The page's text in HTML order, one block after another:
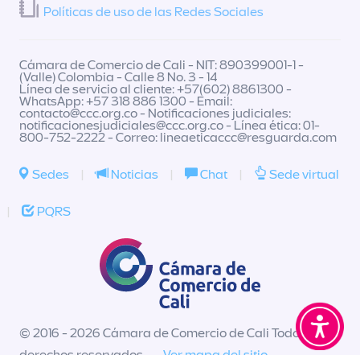
Políticas de uso de las Redes Sociales
Cámara de Comercio de Cali - NIT: 890399001-1 -
(Valle) Colombia - Calle 8 No. 3 - 14
Línea de servicio al cliente: +57(602) 8861300 -
WhatsApp: +57 318 886 1300 - Email:
contacto@ccc.org.co- Notificaciones judiciales:
notificacionesjudiciales@ccc.org.co- Línea ética: 01-
800-752-2222 - Correo: lineaeticaccc@resguarda.com
Sedes | Noticias | Chat | Sede virtual
| PQRS
© 2016 - 2026 Cámara de Comercio de Cali Todos los